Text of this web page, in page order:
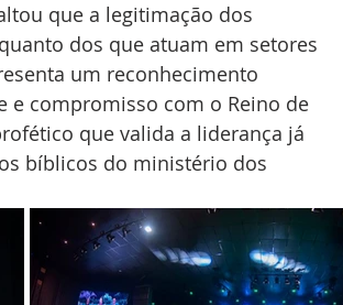
que a legitimação dos
dos que atuam em setores
um reconhecimento
compromisso com o Reino de
que valida a liderança já
bíblicos do ministério dos